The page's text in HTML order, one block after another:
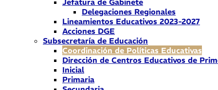
Jefatura de Gabinete
Delegaciones Regionales
Lineamientos Educativos 2023-2027
Acciones DGE
Subsecretaría de Educación
Coordinación de Políticas Educativas
Dirección de Centros Educativos de
Inicial
Primaria